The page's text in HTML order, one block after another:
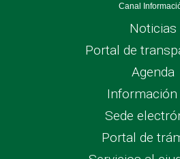
Canal
Noticias
Portal de
Agenda
Información
Sede
Portal de